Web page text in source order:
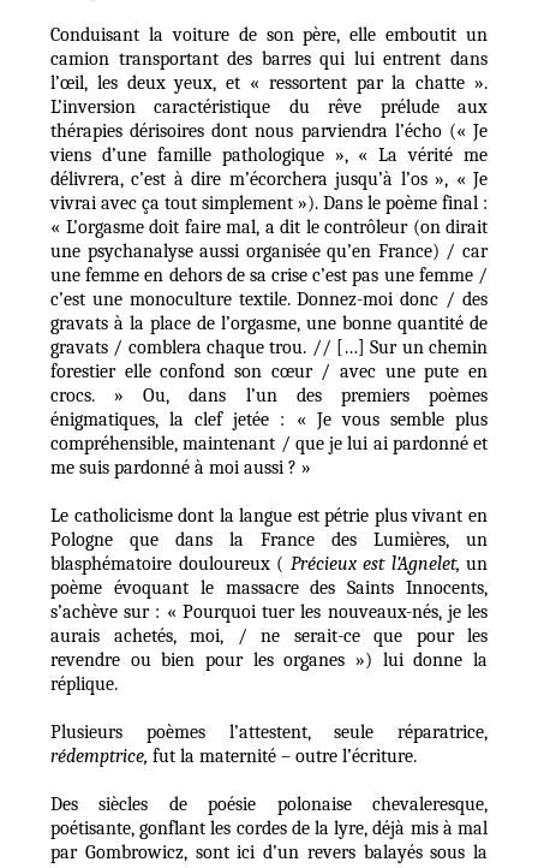
Conduisant la voiture de son père, elle emboutit un
camion transportant des barres qui lui entrent dans
l’œil, les deux yeux, et « ressortent par la chatte ».
L’inversion caractéristique du rêve prélude aux
thérapies dérisoires dont nous parviendra l’écho (« Je
viens d’une famille pathologique », « La vérité me
délivrera, c’est à dire m’écorchera jusqu’à l’os », « Je
vivrai avec ça tout simplement »). Dans le poème final :
« L’orgasme doit faire mal, a dit le contrôleur (on dirait
une psychanalyse aussi organisée qu’en France) / car
une femme en dehors de sa crise c’est pas une femme /
c’est une monoculture textile. Donnez-moi donc / des
gravats à la place de l’orgasme, une bonne quantité de
gravats / comblera chaque trou. // […] Sur un chemin
forestier elle confond son cœur / avec une pute en
crocs. » Ou, dans l’un des premiers poèmes
énigmatiques, la clef jetée : « Je vous semble plus
compréhensible, maintenant / que je lui ai pardonné et
me suis pardonné à moi aussi ? »
Le catholicisme dont la langue est pétrie plus vivant en
Pologne que dans la France des Lumières, un
blasphématoire douloureux ( Précieux est l’Agnelet, un
poème évoquant le massacre des Saints Innocents,
s’achève sur : « Pourquoi tuer les nouveaux-nés, je les
aurais achetés, moi, / ne serait-ce que pour les
revendre ou bien pour les organes ») lui donne la
réplique.
Plusieurs poèmes l’attestent, seule réparatrice,
rédemptrice, fut la maternité – outre l’écriture.
Des siècles de poésie polonaise chevaleresque,
poétisante, gonflant les cordes de la lyre, déjà mis à mal
par Gombrowicz, sont ici d’un revers balayés sous la